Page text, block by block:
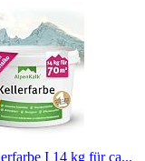
I 14 kg für ca...